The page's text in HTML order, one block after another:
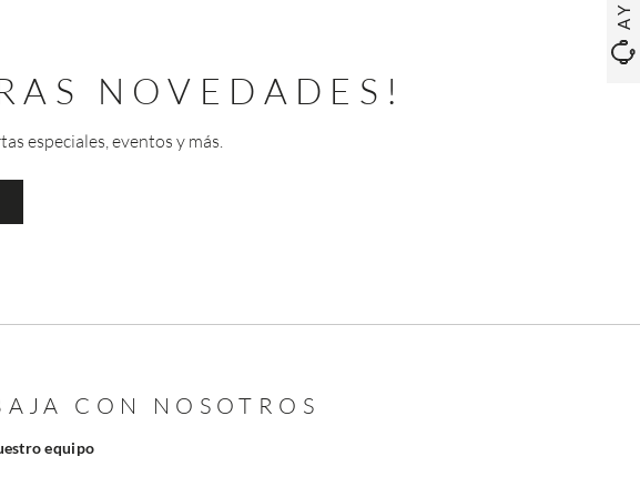
NOVEDADES!
especiales, eventos y más.
CON NOSOTROS
equipo